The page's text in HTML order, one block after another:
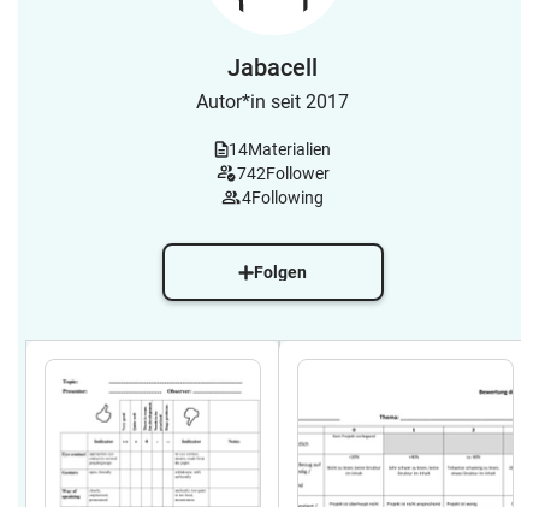
Jabacell
Autor*in seit 2017
14Materialien
742Follower
4Following
Folgen